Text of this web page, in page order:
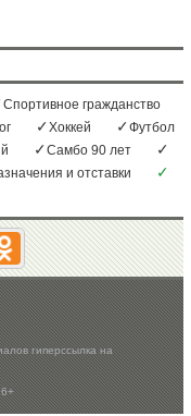
Спортивное гражданство
Хоккей
Футбол
Самбо 90 лет
и отставки
гиперссылка на